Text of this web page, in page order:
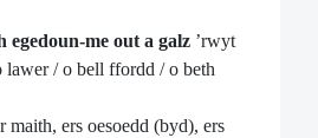
egedoun-me out a galz ’rwyt
lawer / o bell ffordd / o beth
maith, ers oesoedd (byd), ers